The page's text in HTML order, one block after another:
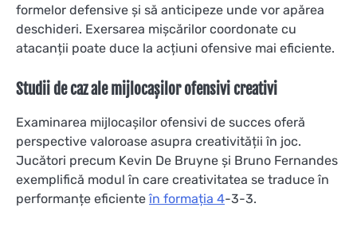
formelor defensive și să anticipeze unde vor apărea
deschideri. Exersarea mișcărilor coordonate cu
atacanții poate duce la acțiuni ofensive mai eficiente.
Studii de caz ale mijlocașilor ofensivi creativi
Examinarea mijlocașilor ofensivi de succes oferă
perspective valoroase asupra creativității în joc.
Jucători precum Kevin De Bruyne și Bruno Fernandes
exemplifică modul în care creativitatea se traduce în
performanțe eficienteîn formația 4-3-3.